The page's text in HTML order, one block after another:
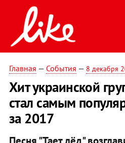
Главная — События — 8 декабря
Хит украинской
стал самым
за 2017